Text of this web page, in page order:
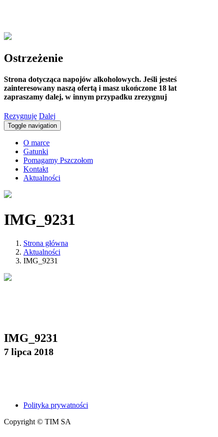
Ostrzeżenie
Strona dotycząca napojów alkoholowych. Jeśli jesteś
zainteresowany naszą ofertą i masz ukończone 18 lat
zapraszamy dalej, w innym przypadku zrezygnuj
Rezygnuję Dalej
Toggle navigation
O marce
Gatunki
Pomagamy Pszczołom
Kontakt
Aktualności
IMG_9231
Strona główna
Aktualności
IMG_9231
IMG_9231
7 lipca 2018
Polityka prywatności
Copyright © TIM SA